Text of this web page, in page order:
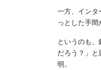
一方、インタ
っとした手間
というのも
だろう？」と
明。